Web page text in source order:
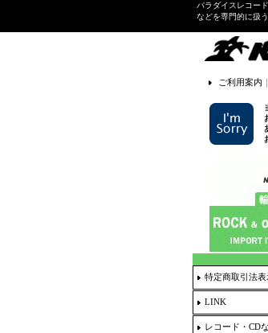
パラダイスレコー
などを専門的に扱
ご利用案内 ｜
特定商取引法表
LINK
レコード・CD